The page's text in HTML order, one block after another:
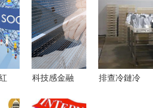
科技感金融
排查冷鏈冷